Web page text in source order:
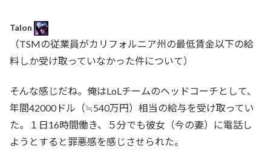
Talon
（TSMの従業員がカリフォルニア州の最低賃金以下の給
料しか受け取っていなかった件について）
そんな感じだね。俺はLoLチームのヘッドコーチとして、
年間42000ドル（≒540万円）相当の給与を受け取ってい
た。１日16時間働き、５分でも彼女（今の妻）に電話し
ようとすると罪悪感を感じさせられた。